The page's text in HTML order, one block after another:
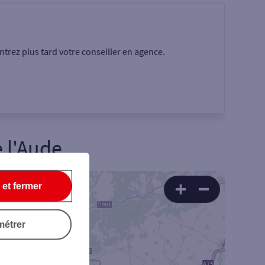
plus tard votre conseiller en agence.
l'Aude
fermer